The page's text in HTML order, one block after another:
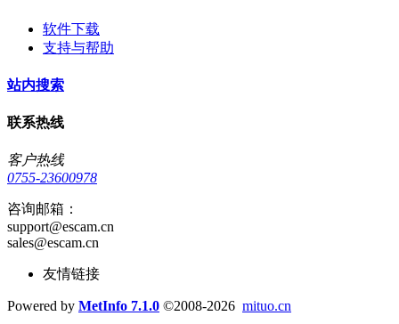
软件下载
支持与帮助
站内搜索
联系热线
客户热线
0755-23600978
咨询邮箱：
support@escam.cn
sales@escam.cn
友情链接
Powered by MetInfo 7.1.0 ©2008-2026 mituo.cn